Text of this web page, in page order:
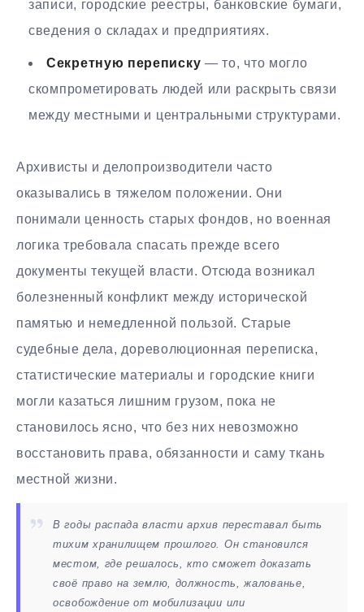
записи, городские реестры, банковские бумаги,
сведения о складах и предприятиях.
Секретную переписку — то, что могло
скомпрометировать людей или раскрыть связи
между местными и центральными структурами.
Архивисты и делопроизводители часто
оказывались в тяжелом положении. Они
понимали ценность старых фондов, но военная
логика требовала спасать прежде всего
документы текущей власти. Отсюда возникал
болезненный конфликт между исторической
памятью и немедленной пользой. Старые
судебные дела, дореволюционная переписка,
статистические материалы и городские книги
могли казаться лишним грузом, пока не
становилось ясно, что без них невозможно
восстановить права, обязанности и саму ткань
местной жизни.
В годы распада власти архив переставал быть
тихим хранилищем прошлого. Он становился
местом, где решалось, кто сможет доказать
своё право на землю, должность, жалованье,
освобождение от мобилизации или